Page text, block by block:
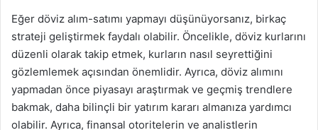
Eğer döviz alım-satımı yapmayı düşünüyorsanız, birkaç
strateji geliştirmek faydalı olabilir. Öncelikle, döviz kurlarını
düzenli olarak takip etmek, kurların nasıl seyrettiğini
gözlemlemek açısından önemlidir. Ayrıca, döviz alımını
yapmadan önce piyasayı araştırmak ve geçmiş trendlere
bakmak, daha bilinçli bir yatırım kararı almanıza yardımcı
olabilir. Ayrıca, finansal otoritelerin ve analistlerin